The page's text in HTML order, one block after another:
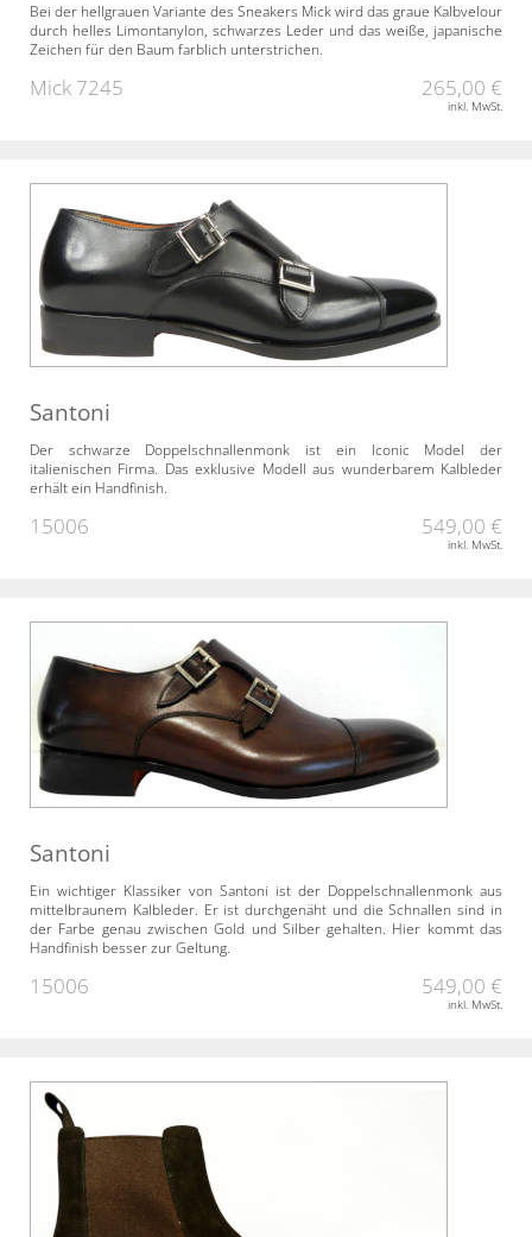
Bei der hellgrauen Variante des Sneakers Mick wird das graue Kalbvelour
durch helles Limontanylon, schwarzes Leder und das weiße, japanische
Zeichen für den Baum farblich unterstrichen.
Mick 7245 265,00 €
inkl. MwSt.
Santoni
Der schwarze Doppelschnallenmonk ist ein Iconic Model der
italienischen Firma. Das exklusive Modell aus wunderbarem Kalbleder
erhält ein Handfinish.
15006 549,00 €
inkl. MwSt.
Santoni
Ein wichtiger Klassiker von Santoni ist der Doppelschnallenmonk aus
mittelbraunem Kalbleder. Er ist durchgenäht und die Schnallen sind in
der Farbe genau zwischen Gold und Silber gehalten. Hier kommt das
Handfinish besser zur Geltung.
15006 549,00 €
inkl. MwSt.